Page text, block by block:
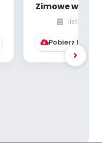
Zimowe
listopad
Pobierz lub